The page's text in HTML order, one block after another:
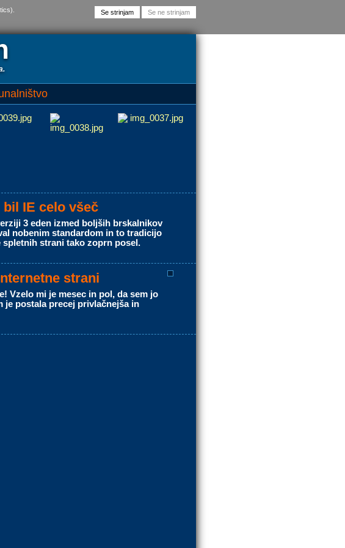
IE celo všeč
3 eden izmed boljših brskalnikov
nobenim standardom in to tradicijo
strani tako zoprn posel.
strani
Vzelo mi je mesec in pol, da sem jo
je postala precej privlačnejša in